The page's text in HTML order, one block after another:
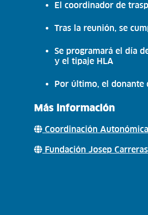
El coordinador de
Tras la reunión, se
Se programará el día
y el tipaje HLA
Por último, el donante
Más información
Coordinación
Fundación Josep Carreras